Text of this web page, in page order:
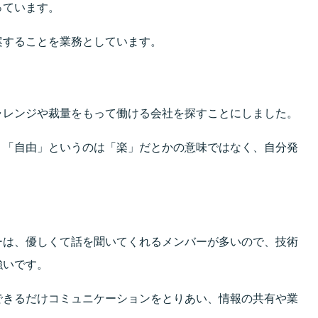
います。
ることを業務としています。
ンジや裁量をもって働ける会社を探すことにしました。
自由」というのは「楽」だとかの意味ではなく、自分発
、優しくて話を聞いてくれるメンバーが多いので、技術
です。
るだけコミュニケーションをとりあい、情報の共有や業